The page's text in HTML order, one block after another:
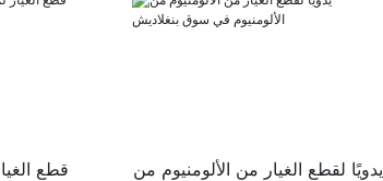
قطع
يدويًا لقطع الغيار من الألومنيوم من